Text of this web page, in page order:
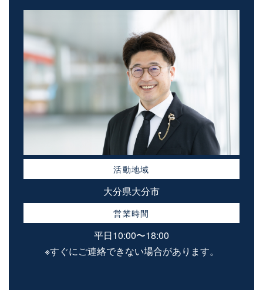
活動地域
大分県大分市
営業時間
平日10:00〜18:00
※すぐにご連絡できない場合があります。